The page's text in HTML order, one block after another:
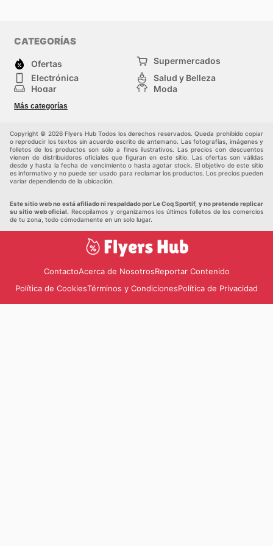
CATEGORÍAS
Ofertas
Supermercados
Electrónica
Salud y Belleza
Hogar
Moda
Herramientas y jardinería
Infancia
Más categorías
Copyright © 2026 Flyers Hub Todos los derechos reservados. Queda prohibido copiar
o reproducir los textos sin acuerdo escrito de antemano. Las fotografías, imágenes y
folletos de los productos son sólo a fines ilustrativos. Las precios con descuentos
vienen de distribuidores oficiales que figuran en este sitio. Las ofertas son válidas
desde y hasta la fecha de vencimiento o hasta agotar stock. El objetivo de este sitio
es informativo y no puede ser usado para reclamar los productos. Los precios pueden
variar dependiendo de la ubicación.
Este sitio web no está afiliado ni respaldado por Le Coq Sportif, y no pretende replicar
su sitio web oficial. Recopilamos y organizamos los últimos folletos de los comercios
de tu zona, todo cómodamente en un solo lugar.
ContactoAcerca de NosotrosReportar Contenido
Política de CookiesTérminos y CondicionesPolítica de Privacidad